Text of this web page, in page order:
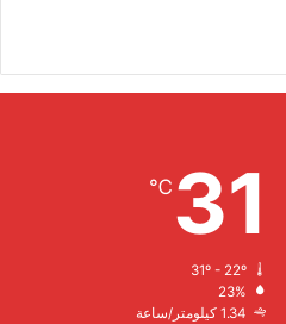
31
℃
الرطوبة:
الرياح: